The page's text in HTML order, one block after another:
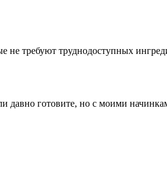
требуют труднодоступных
давно готовите, но с моими